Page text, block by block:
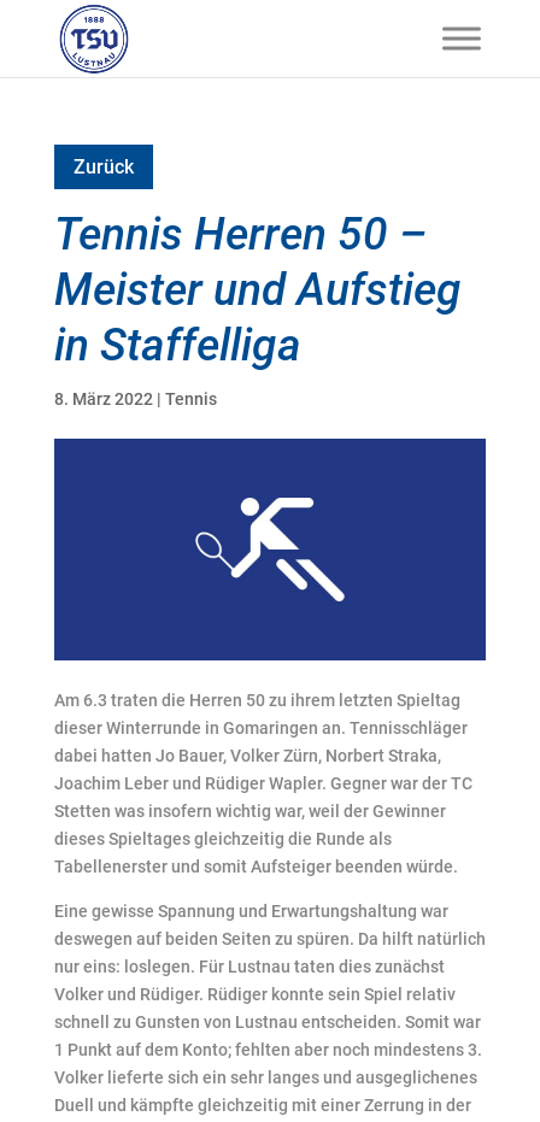
Zurück
Tennis Herren 50 –
Meister und Aufstieg
in Staffelliga
8. März 2022 | Tennis
Am 6.3 traten die Herren 50 zu ihrem letzten Spieltag
dieser Winterrunde in Gomaringen an. Tennisschläger
dabei hatten Jo Bauer, Volker Zürn, Norbert Straka,
Joachim Leber und Rüdiger Wapler. Gegner war der TC
Stetten was insofern wichtig war, weil der Gewinner
dieses Spieltages gleichzeitig die Runde als
Tabellenerster und somit Aufsteiger beenden würde.
Eine gewisse Spannung und Erwartungshaltung war
deswegen auf beiden Seiten zu spüren. Da hilft natürlich
nur eins: loslegen. Für Lustnau taten dies zunächst
Volker und Rüdiger. Rüdiger konnte sein Spiel relativ
schnell zu Gunsten von Lustnau entscheiden. Somit war
1 Punkt auf dem Konto; fehlten aber noch mindestens 3.
Volker lieferte sich ein sehr langes und ausgeglichenes
Duell und kämpfte gleichzeitig mit einer Zerrung in der